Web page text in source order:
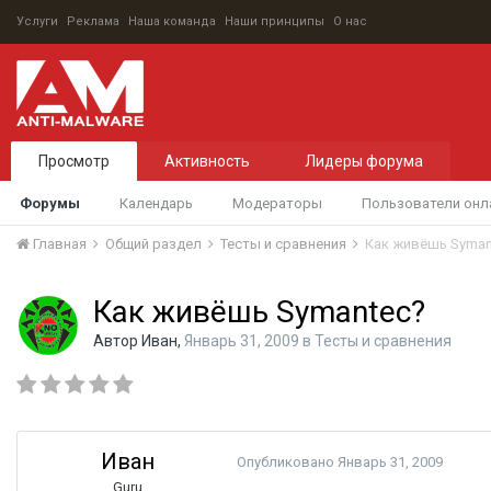
Услуги Реклама Наша команда Наши принципы О нас
Просмотр
Форумы Календарь Модераторы Пользователи
Активность Лидеры форума
Главная Общий раздел Тесты и сравнения Как живёшь
Как живёшь Symantec?
Автор Иван, Январь 31, 2009 в Тесты и сравнения
Иван
Guru
Опубликовано Январь 31, 2009